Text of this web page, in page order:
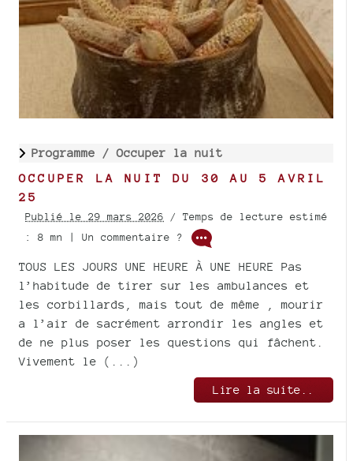
Programme /Occuper la nuit
OCCUPER LA NUIT DU 30 AU 5 AVRIL
25
Publié le 29 mars 2026 / Temps de lecture estimé
: 8 mn | Un commentaire ?
TOUS LES JOURS UNE HEURE À UNE HEURE Pas
l’habitude de tirer sur les ambulances et
les corbillards, mais tout de même , mourir
a l’air de sacrément arrondir les angles et
de ne plus poser les questions qui fâchent.
Vivement le (...)
Lire la suite..